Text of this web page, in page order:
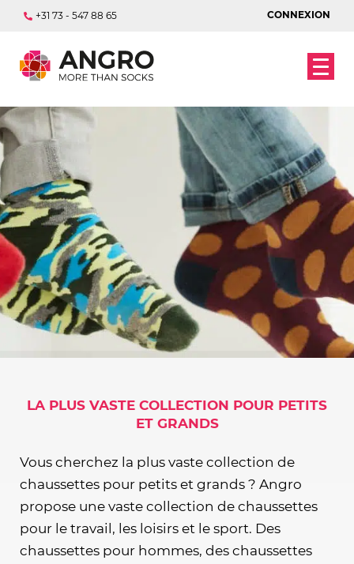
+31 73 - 547 88 65 CONNEXION
LA PLUS VASTE COLLECTION POUR PETITS
ET GRANDS
Vous cherchez la plus vaste collection de
chaussettes pour petits et grands ? Angro
propose une vaste collection de chaussettes
pour le travail, les loisirs et le sport. Des
chaussettes pour hommes, des chaussettes